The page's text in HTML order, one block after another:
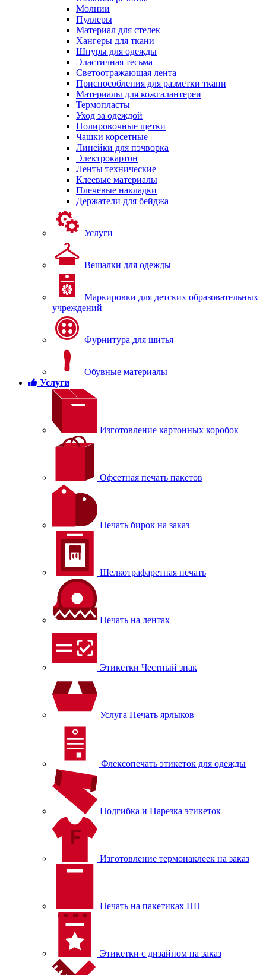
Молнии
Пуллеры
Материал для стелек
Хангеры для ткани
Шнуры для одежды
Эластичная тесьма
Светоотражающая лента
Приспособления для разметки ткани
Материалы для кожгалантереи
Термопласты
Уход за одеждой
Полировочные щетки
Чашки корсетные
Линейки для пэчворка
Электрокартон
Ленты технические
Клеевые материалы
Плечевые накладки
Держатели для бейджа
Услуги
Вешалки для одежды
Маркировки для детских образовательных
учреждений
Фурнитура для шитья
Обувные материалы
Услуги
Изготовление картонных коробок
Офсетная печать пакетов
Печать бирок на заказ
Шелкотрафаретная печать
Печать на лентах
Этикетки Честный знак
Услуга Печать ярлыков
Флексопечать этикеток для одежды
Подгибка и Нарезка этикеток
Изготовление термонаклеек на заказ
Печать на пакетиках ПП
Этикетки с дизайном на заказ